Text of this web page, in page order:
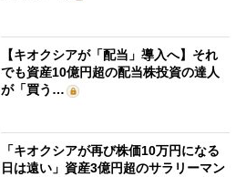
【キオクシアが「配当」導入へ】それ
でも資産10億円超の配当株投資の達人
が「買う…
「キオクシアが再び株価10万円になる
日は遠い」資産3億円超のサラリーマン